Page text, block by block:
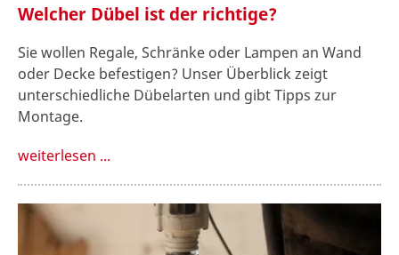
Welcher Dübel ist der richtige?
Sie wollen Regale, Schränke oder Lampen an Wand
oder Decke befestigen? Unser Überblick zeigt
unterschiedliche Dübelarten und gibt Tipps zur
Montage.
weiterlesen ...